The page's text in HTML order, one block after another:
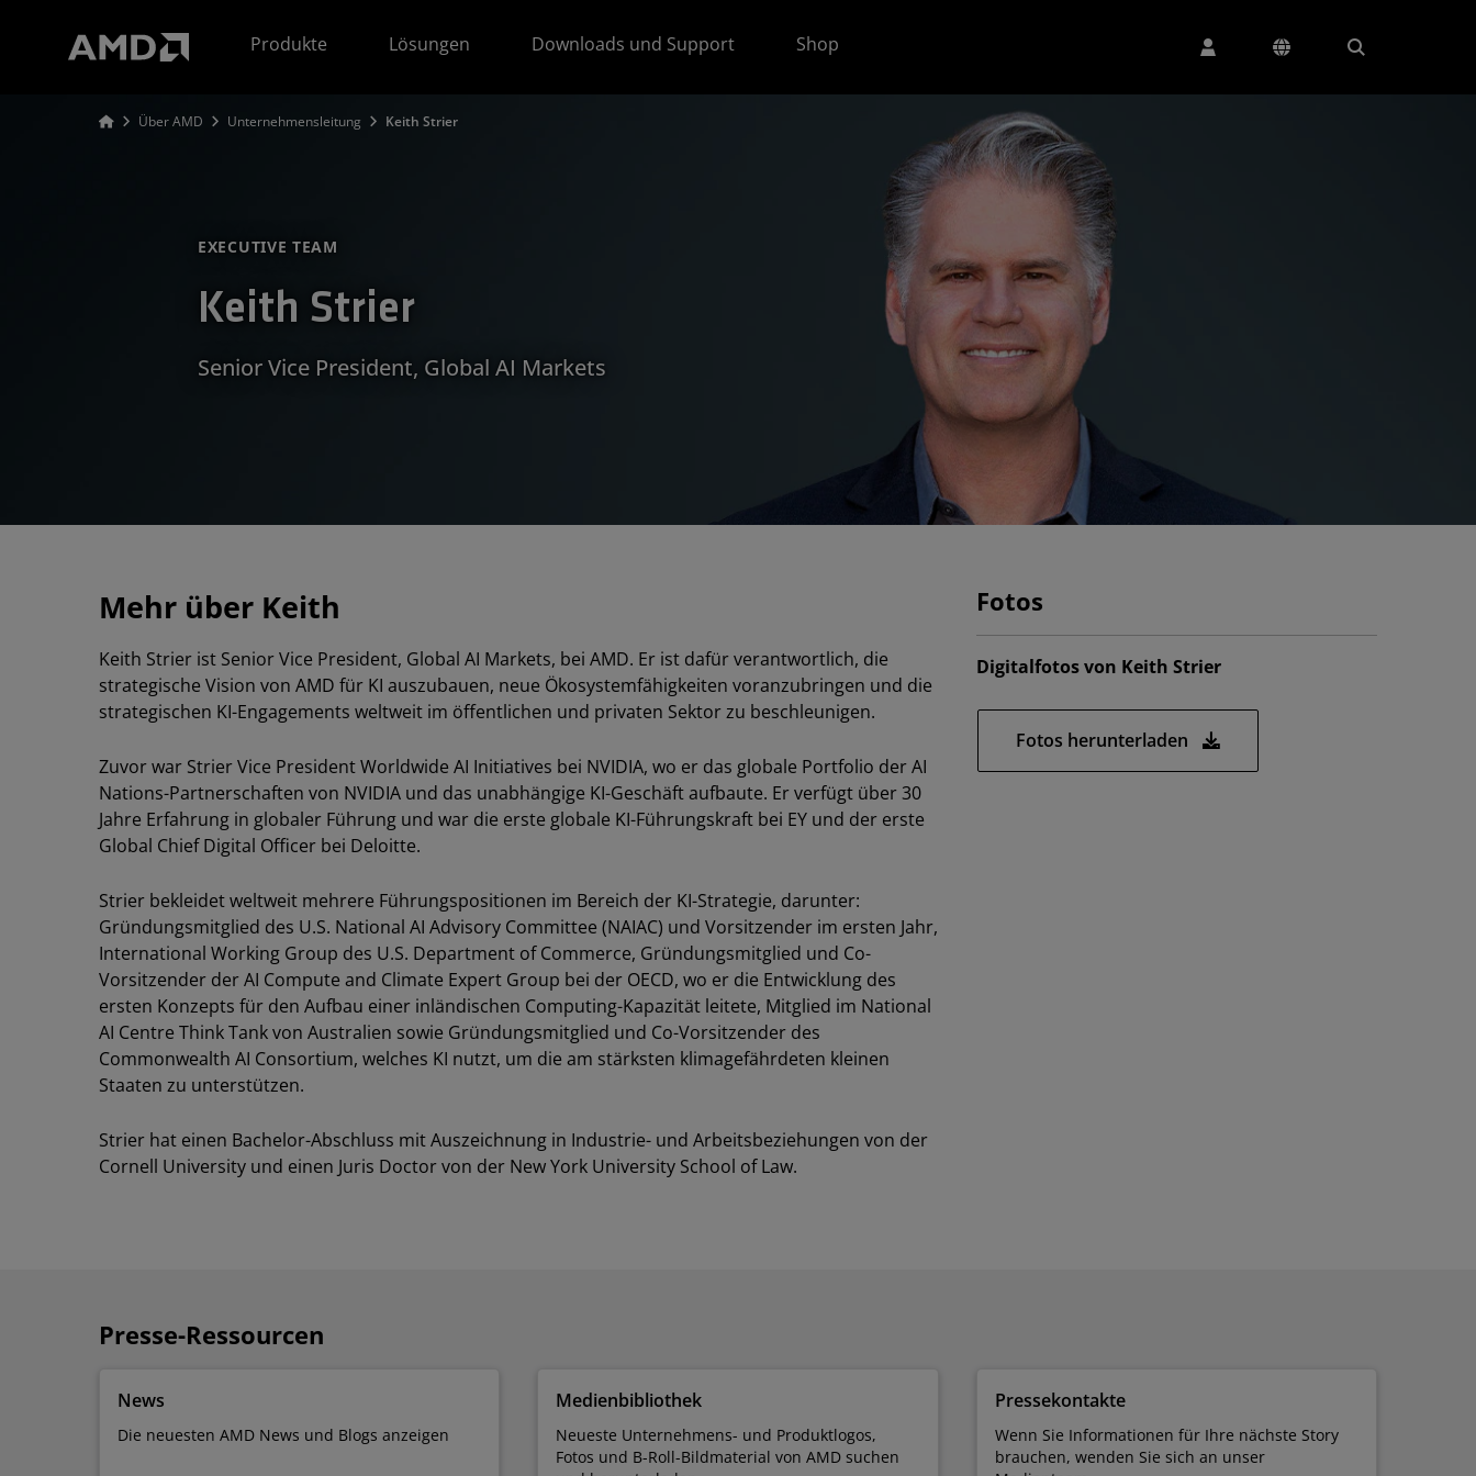
Produkte
Lösungen Downloads und Support Shop
Über AMD Unternehmensleitung Keith Strier
EXECUTIVE TEAM
Keith Strier
Senior Vice President, Global AI Markets
Mehr über Keith
Keith Strier ist Senior Vice President, Global AI Markets, bei AMD. Er ist dafür verantwortlich, die
strategische Vision von AMD für KI auszubauen, neue Ökosystemfähigkeiten voranzubringen und die
strategischen KI-Engagements weltweit im öffentlichen und privaten Sektor zu beschleunigen.
Zuvor war Strier Vice President Worldwide AI Initiatives bei NVIDIA, wo er das globale Portfolio der AI
Nations-Partnerschaften von NVIDIA und das unabhängige KI-Geschäft aufbaute. Er verfügt über 30
Jahre Erfahrung in globaler Führung und war die erste globale KI-Führungskraft bei EY und der erste
Global Chief Digital Officer bei Deloitte.
Strier bekleidet weltweit mehrere Führungspositionen im Bereich der KI-Strategie, darunter:
Gründungsmitglied des U.S. National AI Advisory Committee (NAIAC) und Vorsitzender im ersten Jahr,
International Working Group des U.S. Department of Commerce, Gründungsmitglied und Co-
Vorsitzender der AI Compute and Climate Expert Group bei der OECD, wo er die Entwicklung des
ersten Konzepts für den Aufbau einer inländischen Computing-Kapazität leitete, Mitglied im National
AI Centre Think Tank von Australien sowie Gründungsmitglied und Co-Vorsitzender des
Commonwealth AI Consortium, welches KI nutzt, um die am stärksten klimagefährdeten kleinen
Staaten zu unterstützen.
Strier hat einen Bachelor-Abschluss mit Auszeichnung in Industrie- und Arbeitsbeziehungen von der
Cornell University und einen Juris Doctor von der New York University School of Law.
Fotos
Digitalfotos von Keith Strier
Fotos herunterladen
Presse-Ressourcen
News
Die neuesten AMD News und Blogs anzeigen
Medienbibliothek
Neueste Unternehmens- und Produktlogos,
Fotos und B-Roll-Bildmaterial von AMD suchen
Pressekontakte
Wenn Sie Informationen für Ihre nächste Story
brauchen, wenden Sie sich an unser